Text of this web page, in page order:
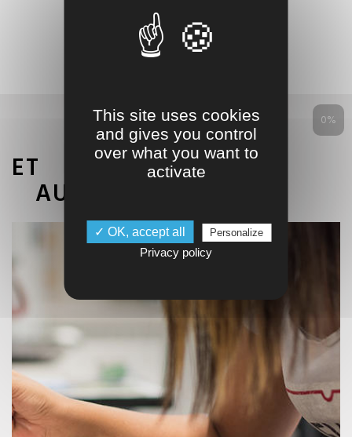
ET
AUSSI
0%
This site uses cookies
and gives you control
over what you want to
activate
✓ OK, accept all Personalize
Privacy policy